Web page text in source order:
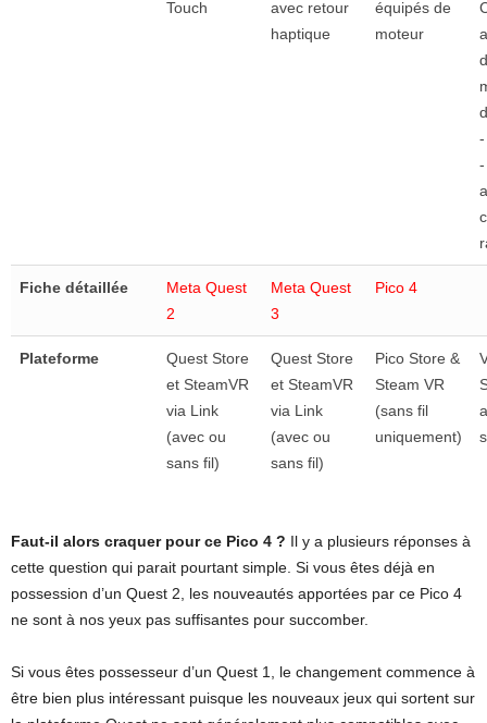
Touch
avec retour
haptique
équipés de
moteur
Fiche détaillée
Meta Quest
2
Meta Quest
3
Pico 4
Plateforme
Quest Store
et SteamVR
via Link
(avec ou
sans fil)
Quest Store
et SteamVR
via Link
(avec ou
sans fil)
Pico Store &
Steam VR
(sans fil
uniquement)
Faut-il alors craquer pour ce Pico 4 ? Il y a plusieurs réponses à
cette question qui parait pourtant simple. Si vous êtes déjà en
possession d’un Quest 2, les nouveautés apportées par ce Pico 4
ne sont à nos yeux pas suffisantes pour succomber.
Si vous êtes possesseur d’un Quest 1, le changement commence à
être bien plus intéressant puisque les nouveaux jeux qui sortent sur